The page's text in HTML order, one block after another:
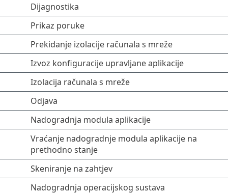
Dijagnostika
Prikaz poruke
Prekidanje izolacije računala s mreže
Izvoz konfiguracije upravljane aplikacije
Izolacija računala s mreže
Odjava
Nadogradnja modula aplikacije
Vraćanje nadogradnje modula aplikacije na
prethodno stanje
Skeniranje na zahtjev
Nadogradnja operacijskog sustava